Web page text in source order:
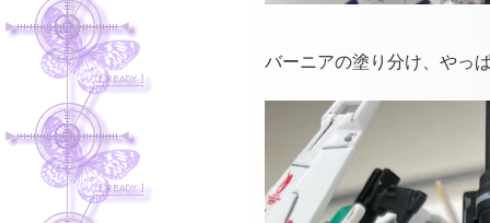
バーニアの塗り分け、やっ